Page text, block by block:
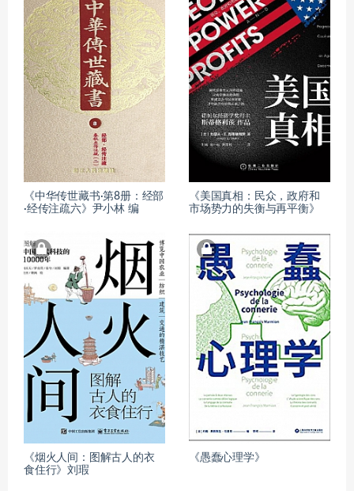
《中华传世藏书·第8册：经部
·经传注疏六》尹小林 编
《美国真相：民众，政府和
市场势力的失衡与再平衡》
《烟火人间：图解古人的衣
食住行》刘瑕
《愚蠢心理学》